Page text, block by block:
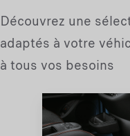
Découvrez une
adaptés à votre
à tous vos besoins